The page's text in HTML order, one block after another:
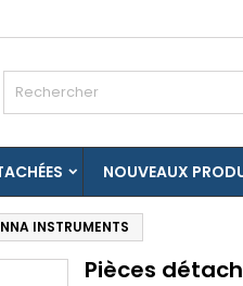
NOUVEAUX
INSTRUMENTS
Pièces
listes d'envies
une nouvelle liste
une liste d'envies
devez être connecté pour